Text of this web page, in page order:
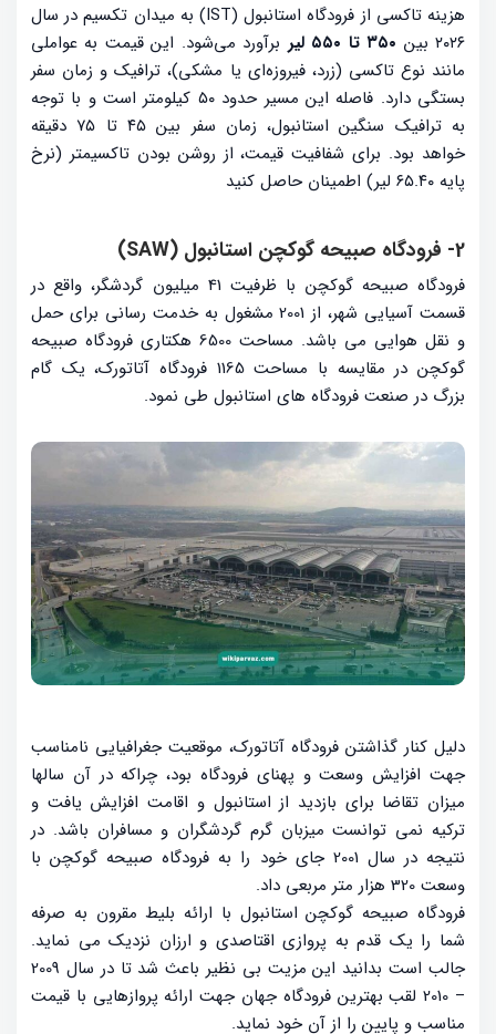
هزینه تاکسی از فرودگاه استانبول (IST) به میدان تکسیم در سال
۲۰۲۶ بین
۳۵۰ تا ۵۵۰ لیر
برآورد می‌شود. این قیمت به عواملی
مانند نوع تاکسی (زرد، فیروزه‌ای یا مشکی)، ترافیک و زمان سفر
بستگی دارد. فاصله این مسیر حدود ۵۰ کیلومتر است و با توجه
به ترافیک سنگین استانبول، زمان سفر بین ۴۵ تا ۷۵ دقیقه
خواهد بود. برای شفافیت قیمت، از روشن بودن تاکسیمتر (نرخ
پایه ۶۵.۴۰ لیر) اطمینان حاصل کنید
2- فرودگاه صبیحه گوکچن استانبول (SAW)
فرودگاه صبیحه گوکچن با ظرفیت 41 میلیون گردشگر، واقع در
قسمت آسیایی شهر، از 2001 مشغول به خدمت رسانی برای حمل
و نقل هوایی می باشد. مساحت 6500 هکتاری فرودگاه صبیحه
گوکچن در مقایسه با مساحت 1165 فرودگاه آتاتورک، یک گام
بزرگ در صنعت فرودگاه های استانبول طی نمود.
دلیل کنار گذاشتن فرودگاه آتاتورک، موقعیت جغرافیایی نامناسب
جهت افزایش وسعت و پهنای فرودگاه بود، چراکه در آن سالها
میزان تقاضا برای بازدید از استانبول و اقامت افزایش یافت و
ترکیه نمی توانست میزبان گرم گردشگران و مسافران باشد. در
نتیجه در سال 2001 جای خود را به فرودگاه صبیحه گوکچن با
وسعت 320 هزار متر مربعی داد.
فرودگاه صبیحه گوکچن استانبول با ارائه بلیط مقرون به صرفه
شما را یک قدم به پروازی اقتاصدی و ارزان نزدیک می نماید.
جالب است بدانید این مزیت بی نظیر باعث شد تا در سال 2009
– 2010 لقب بهترین فرودگاه جهان جهت ارائه پروازهایی با قیمت
مناسب و پایین را از آن خود نماید.